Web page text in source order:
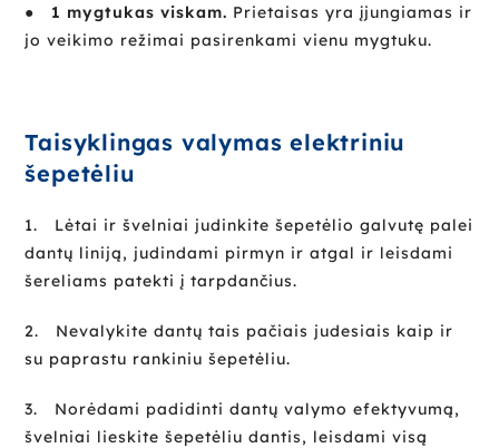
● 1 mygtukas viskam. Prietaisas yra įjungiamas ir
jo veikimo režimai pasirenkami vienu mygtuku.
Taisyklingas valymas elektriniu
šepetėliu
1. Lėtai ir švelniai judinkite šepetėlio galvutę palei
dantų liniją, judindami pirmyn ir atgal ir leisdami
šereliams patekti į tarpdančius.
2. Nevalykite dantų tais pačiais judesiais kaip ir
su paprastu rankiniu šepetėliu.
3. Norėdami padidinti dantų valymo efektyvumą,
švelniai lieskite šepetėliu dantis, leisdami visą